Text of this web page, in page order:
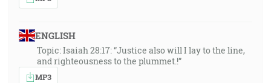
ENGLISH
Topic: Isaiah 28:17: “Justice also will I lay to the line,
and righteousness to the plummet.!”
MP3